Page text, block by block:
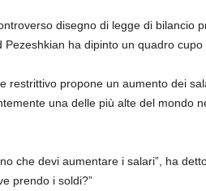
disegno di legge di bilancio
ha dipinto un quadro cupo
restrittivo propone un aumento dei
una delle più alte del mondo
che devi aumentare i salari”, ha
prendo i soldi?”